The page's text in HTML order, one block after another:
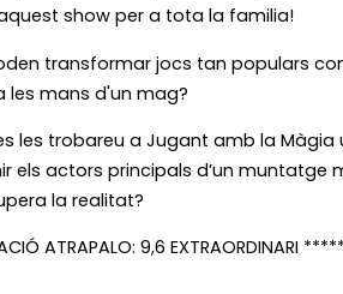
show per a tota la familia!
transformar jocs tan populars
les mans d'un mag?
les trobareu a Jugant amb la
els actors principals d’un
la realitat?
ATRAPALO: 9,6 EXTRAORDINARI *****